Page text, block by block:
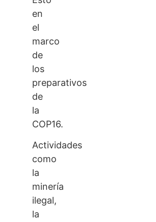
en
el
marco
de
los
preparativos
de
la
COP16.
Actividades
como
la
minería
ilegal,
la